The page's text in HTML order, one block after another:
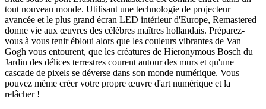
tout nouveau monde. Utilisant une technologie de projecteur
avancée et le plus grand écran LED intérieur d'Europe, Remastered
donne vie aux œuvres des célèbres maîtres hollandais. Préparez-
vous à vous tenir ébloui alors que les couleurs vibrantes de Van
Gogh vous entourent, que les créatures de Hieronymous Bosch du
Jardin des délices terrestres courent autour des murs et qu'une
cascade de pixels se déverse dans son monde numérique. Vous
pouvez même créer votre propre œuvre d'art numérique et la
relâcher !